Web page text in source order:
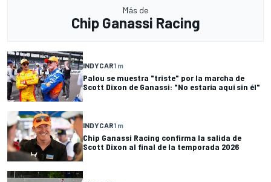
Más de
Chip Ganassi Racing
INDYCAR1 m
Palou se muestra "triste" por la marcha de
Scott Dixon de Ganassi: "No estaría aquí sin él"
INDYCAR1 m
Chip Ganassi Racing confirma la salida de
Scott Dixon al final de la temporada 2026